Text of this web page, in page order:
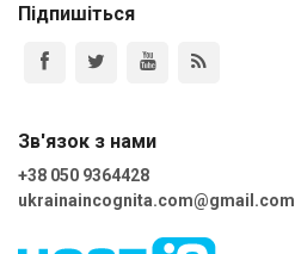
Підпишіться
Зв'язок з нами
+38 050 9364428
ukrainaincognita.com@gmail.com